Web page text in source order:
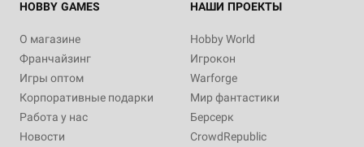
HOBBY GAMES
О магазине
Франчайзинг
Игры оптом
Корпоративные подарки
Работа у нас
Новости
НАШИ ПРОЕКТЫ
Hobby World
Игрокон
Warforge
Мир фантастики
Берсерк
CrowdRepublic